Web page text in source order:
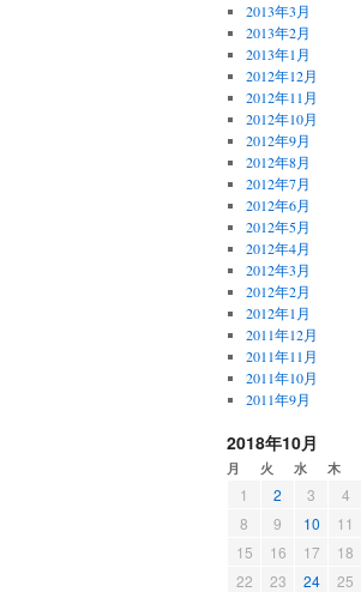
2013年3月
2013年2月
2013年1月
2012年12月
2012年11月
2012年10月
2012年9月
2012年8月
2012年7月
2012年6月
2012年5月
2012年4月
2012年3月
2012年2月
2012年1月
2011年12月
2011年11月
2011年10月
2011年9月
2018年10月
月 火 水 木
1 2 3 4
8
9 10 11
15
16 17 18
22
23 24 25